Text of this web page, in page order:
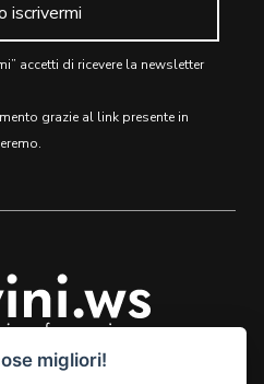
iscrivermi
accetti di ricevere la newsletter
grazie al link presente in
migliori!